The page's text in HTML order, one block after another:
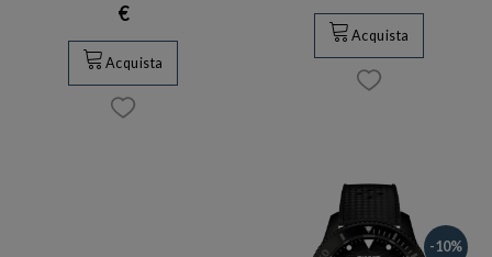
€
Acquista
Acquista
-10%